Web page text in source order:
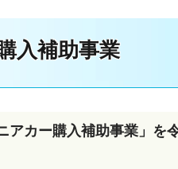
入補助事業
アカー購入補助事業」を